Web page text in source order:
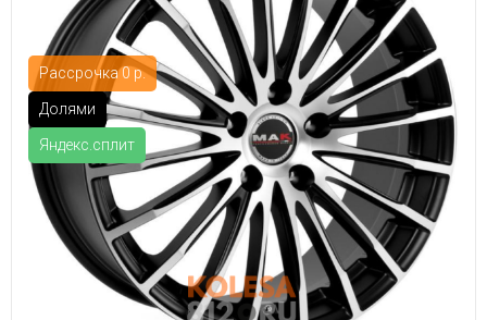
Рассрочка 0 р.
Долями
Яндекс.сплит